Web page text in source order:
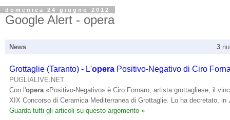
domenica 24 giugno 2012
Google Alert - opera
News 3
Grottaglie (Taranto) - L'opera Positivo-Negativo di Ciro
PUGLIALIVE.NET
Con l'opera «Positivo-Negativo» è Ciro Fornaro, artista grottagliese, il
XIX Concorso di Ceramica Mediterranea di Grottaglie. Lo ha decretato, in
Guarda tutti gli articoli su questo argomento »